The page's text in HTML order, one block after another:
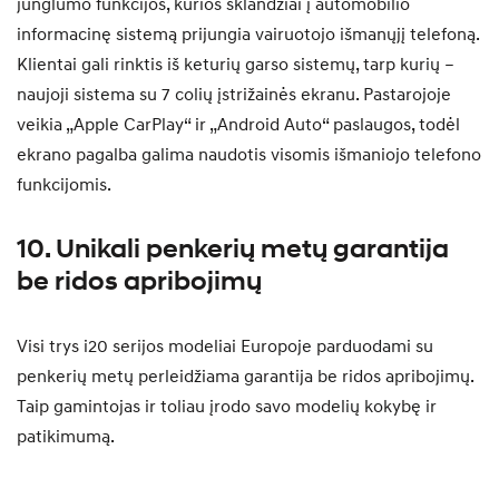
junglumo funkcijos, kurios sklandžiai į automobilio
informacinę sistemą prijungia vairuotojo išmanųjį telefoną.
Klientai gali rinktis iš keturių garso sistemų, tarp kurių –
naujoji sistema su 7 colių įstrižainės ekranu. Pastarojoje
veikia „Apple CarPlay“ ir „Android Auto“ paslaugos, todėl
ekrano pagalba galima naudotis visomis išmaniojo telefono
funkcijomis.
10. Unikali penkerių metų garantija
be ridos apribojimų
Visi trys i20 serijos modeliai Europoje parduodami su
penkerių metų perleidžiama garantija be ridos apribojimų.
Taip gamintojas ir toliau įrodo savo modelių kokybę ir
patikimumą.